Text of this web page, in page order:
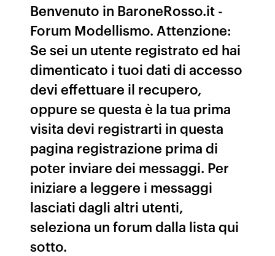
Benvenuto in BaroneRosso.it -
Forum Modellismo. Attenzione:
Se sei un utente registrato ed hai
dimenticato i tuoi dati di accesso
devi effettuare il recupero,
oppure se questa è la tua prima
visita devi registrarti in questa
pagina registrazione prima di
poter inviare dei messaggi. Per
iniziare a leggere i messaggi
lasciati dagli altri utenti,
seleziona un forum dalla lista qui
sotto.